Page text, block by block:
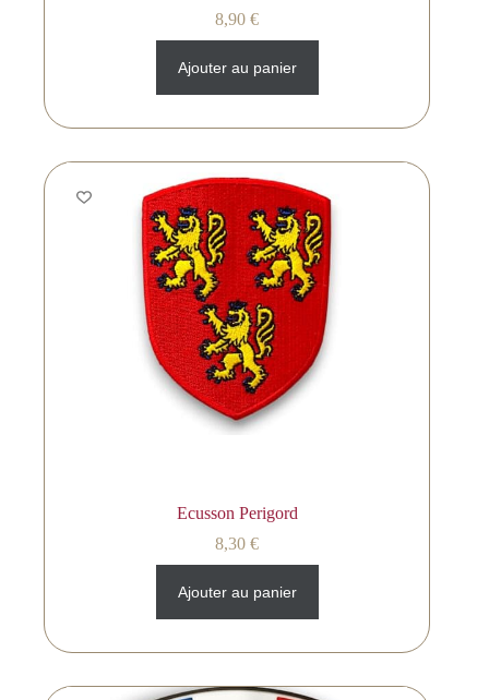
8,90€
Ajouter au panier
Ecusson Perigord
8,30€
Ajouter au panier